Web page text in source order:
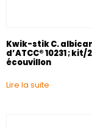
Kwik-stik C.
d’ATCC® 10231 ; kit/2
écouvillon
Lire la suite